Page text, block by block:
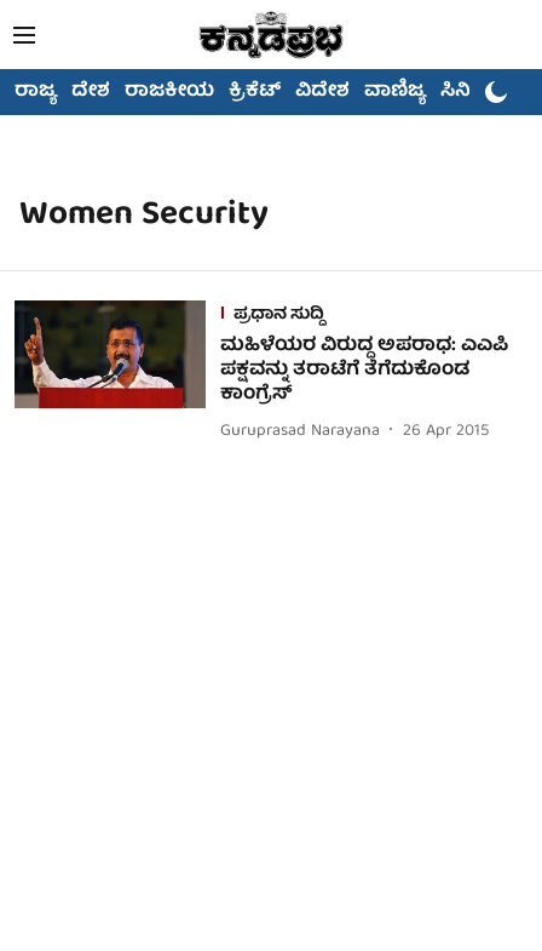
ರಾಜ್ಯ ದೇಶ ರಾಜಕೀಯ ಕ್ರಿಕೆಟ್ ವಿದೇಶ ವಾಣಿಜ್ಯ ಸಿನಿಮಾ
Women Security
ಪ್ರಧಾನ ಸುದ್ದಿ
ಮಹಿಳೆಯರ ವಿರುದ್ಧ ಅಪರಾಧ: ಎಎಪಿ
ಪಕ್ಷವನ್ನು ತರಾಟೆಗೆ ತೆಗೆದುಕೊಂಡ
ಕಾಂಗ್ರೆಸ್
Guruprasad Narayana 26 Apr 2015